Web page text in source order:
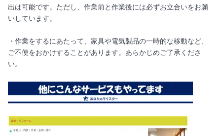
出は可能です。ただし、作業前と作業後には必ずお立合いをお願
いしています。
・作業をするにあたって、家具や電気製品の一時的な移動など、
ご不便をおかけすることがあります。あらかじめご了承くださ
い。